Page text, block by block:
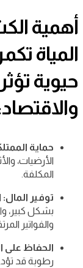
أهمية
المياة
حيوية
حماية
الأرضيات،
المكلفة.
توفير المال:
بشكل كبير،
والفواتير
الحفاظ على
رطوبة قد